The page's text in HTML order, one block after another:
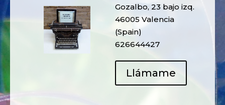
Gozalbo, 23 bajo izq.
46005 Valencia
(Spain)
626644427
Llámame